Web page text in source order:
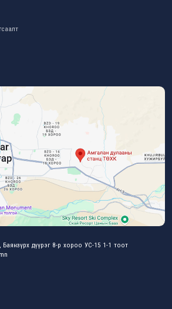
Баянзүрх дүүрэг 8-р хороо УС-15 1-1 тоот